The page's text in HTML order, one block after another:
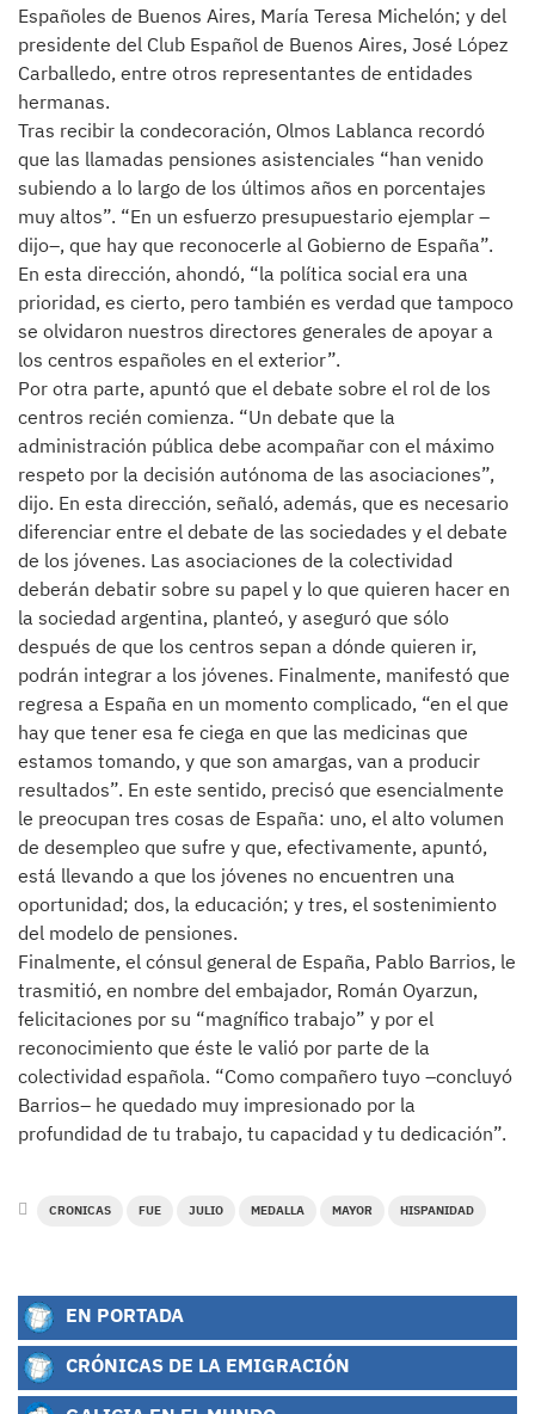
Españoles de Buenos Aires, María Teresa Michelón; y del
presidente del Club Español de Buenos Aires, José López
Carballedo, entre otros representantes de entidades
hermanas.
Tras recibir la condecoración, Olmos Lablanca recordó
que las llamadas pensiones asistenciales “han venido
subiendo a lo largo de los últimos años en porcentajes
muy altos”. “En un esfuerzo presupuestario ejemplar –
dijo–, que hay que reconocerle al Gobierno de España”.
En esta dirección, ahondó, “la política social era una
prioridad, es cierto, pero también es verdad que tampoco
se olvidaron nuestros directores generales de apoyar a
los centros españoles en el exterior”.
Por otra parte, apuntó que el debate sobre el rol de los
centros recién comienza. “Un debate que la
administración pública debe acompañar con el máximo
respeto por la decisión autónoma de las asociaciones”,
dijo. En esta dirección, señaló, además, que es necesario
diferenciar entre el debate de las sociedades y el debate
de los jóvenes. Las asociaciones de la colectividad
deberán debatir sobre su papel y lo que quieren hacer en
la sociedad argentina, planteó, y aseguró que sólo
después de que los centros sepan a dónde quieren ir,
podrán integrar a los jóvenes. Finalmente, manifestó que
regresa a España en un momento complicado, “en el que
hay que tener esa fe ciega en que las medicinas que
estamos tomando, y que son amargas, van a producir
resultados”. En este sentido, precisó que esencialmente
le preocupan tres cosas de España: uno, el alto volumen
de desempleo que sufre y que, efectivamente, apuntó,
está llevando a que los jóvenes no encuentren una
oportunidad; dos, la educación; y tres, el sostenimiento
del modelo de pensiones.
Finalmente, el cónsul general de España, Pablo Barrios, le
trasmitió, en nombre del embajador, Román Oyarzun,
felicitaciones por su “magnífico trabajo” y por el
reconocimiento que éste le valió por parte de la
colectividad española. “Como compañero tuyo –concluyó
Barrios– he quedado muy impresionado por la
profundidad de tu trabajo, tu capacidad y tu dedicación”.
CRONICAS FUE JULIO MEDALLA MAYOR HISPANIDAD
EN PORTADA
CRÓNICAS DE LA EMIGRACIÓN